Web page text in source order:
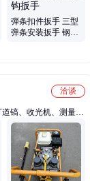
弾条扣件扳手 三型
弹条安装扳手 钢轨
洽谈
镐、收光机、测量